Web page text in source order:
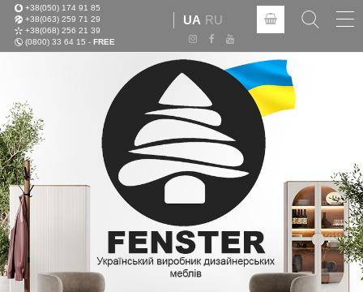
+38(050) 174 91 85
+38(063) 259 71 29
+38(068) 256 21 39
(0800) 33 64 15 - FREE
UA RU